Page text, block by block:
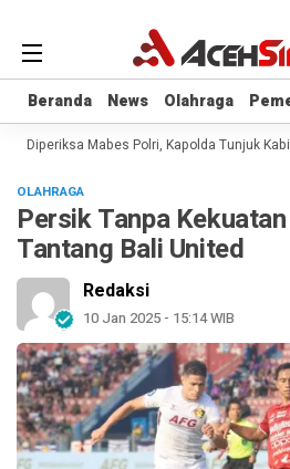
Beranda News Olahraga
Beranda News Olahraga
Diperiksa Mabes Polri, Kapolda Tunjuk
OLAHRAGA
Persik Tanpa
Tantang Bali United
Redaksi
10 Jan 2025 - 15:14 WIB